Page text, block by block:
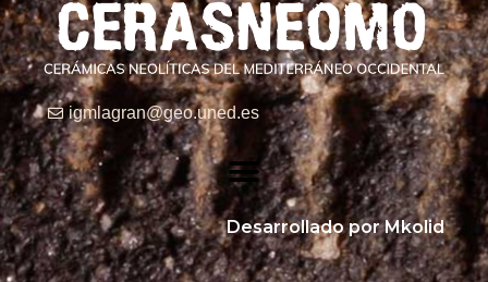
igmlagran@geo.uned.es
Desarrollado por Mkolid